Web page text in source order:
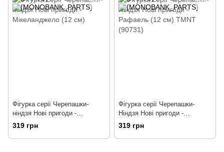
Фігурка серії Черепашки-
ніндзя Нові пригоди -
Мікеланджело (12 см)
319 грн
Фігурка серії Черепашки-
Ніндзя Нові пригоди -
Рафаель (12 см) TMNT
(90731)
319 грн